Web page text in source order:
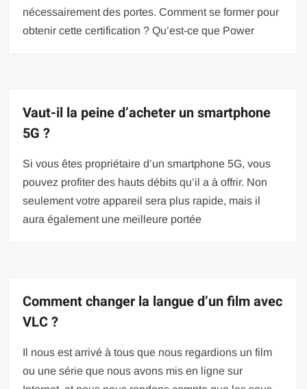
nécessairement des portes. Comment se former pour
obtenir cette certification ? Qu’est-ce que Power
Vaut-il la peine d’acheter un smartphone
5G ?
Si vous êtes propriétaire d’un smartphone 5G, vous
pouvez profiter des hauts débits qu’il a à offrir. Non
seulement votre appareil sera plus rapide, mais il
aura également une meilleure portée
Comment changer la langue d’un film avec
VLC ?
Il nous est arrivé à tous que nous regardions un film
ou une série que nous avons mis en ligne sur